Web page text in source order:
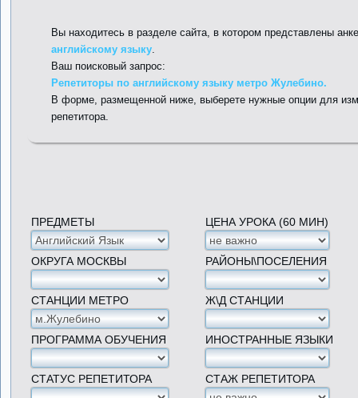
Вы находитесь в разделе сайта, в котором представлены
английскому языку.
Ваш поисковый запрос:
Репетиторы по английскому языку метро Жулебино.
В форме, размещенной ниже, выберете нужные опции для
репетитора.
ПРЕДМЕТЫ ЦЕНА УРОКА (60 МИН)
ОКРУГА МОСКВЫ РАЙОНЫ\ПОСЕЛЕНИЯ
СТАНЦИИ МЕТРО Ж\Д СТАНЦИИ
ПРОГРАММА ОБУЧЕНИЯ ИНОСТРАННЫЕ ЯЗЫКИ
СТАТУС РЕПЕТИТОРА СТАЖ РЕПЕТИТОРА